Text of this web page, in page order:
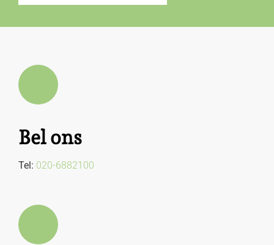
Bel ons
Tel: 020-6882100